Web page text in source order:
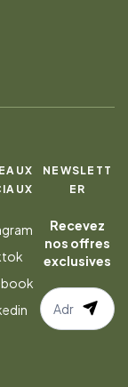
NEWSLETT
ER
Recevez
nos offres
exclusives
S’abonner
à